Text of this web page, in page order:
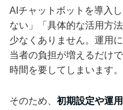
AIチャットボットを導入
ない」「具体的な活用方
少なくありません。運用
当者の負担が増えるだけ
時間を要してしまいます。
そのため、 初期設定や運